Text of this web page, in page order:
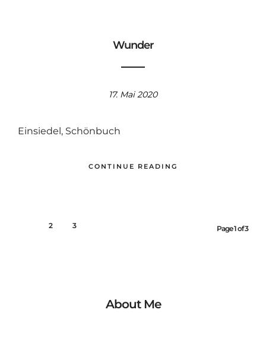
Wunder
17. Mai 2020
Einsiedel, Schönbuch
CONTINUE READING
2 3 Page 1 of 3
About Me